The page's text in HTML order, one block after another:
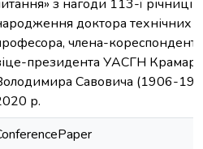
з нагоди 113-ї річниці
доктора технічних
члена-
президента УАСГН
Савовича (1906-
р.